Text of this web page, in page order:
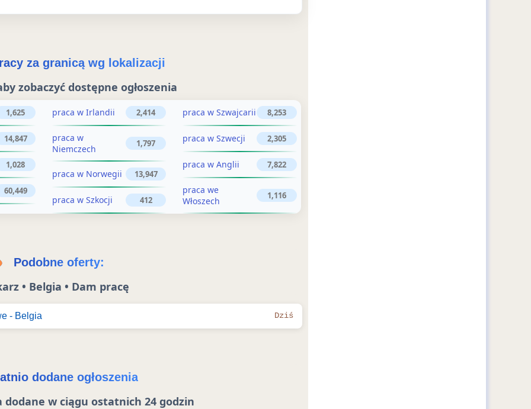
t
g
ł
o
s
e
i
g
ł
o
s
z
e
n
za granicą wg lokalizacji
zobaczyć dostępne ogłoszenia
1,625
14,847
1,028
60,449
praca w Irlandii 2,414
praca w
Niemczech
1,797
praca w Norwegii 13,947
praca w Szkocji 412
praca w Szwajcarii 8,253
praca w Szwecji 2,305
praca w Anglii 7,822
praca we
Włoszech
1,116
Podobne oferty:
• Belgia • Dam pracę
- Belgia Dziś
dodane ogłoszenia
dodane w ciągu ostatnich 24 godzin